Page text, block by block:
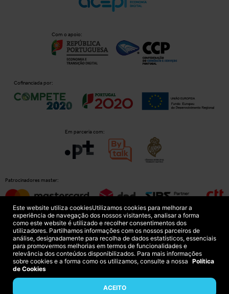
Com o apoio:
Cofinanciada por:
Em parceria com:
Patrocinadores master:
Patrocinadores principais:
Este website utiliza cookiesUtilizamos cookies para melhorar a
experiência de navegação dos nossos visitantes, analisar a forma
como este website é utilizado e recolher consentimentos dos
utilizadores. Partilhamos informações com os nossos parceiros de
análise, designadamente para recolha de dados estatísticos, essenciais
para promovermos melhorias em termos de funcionalidades e
relevância dos conteúdos disponibilizados. Para mais informações
sobre cookies e a forma como os utilizamos, consulte a nossa Política
de Cookies
ACEITO